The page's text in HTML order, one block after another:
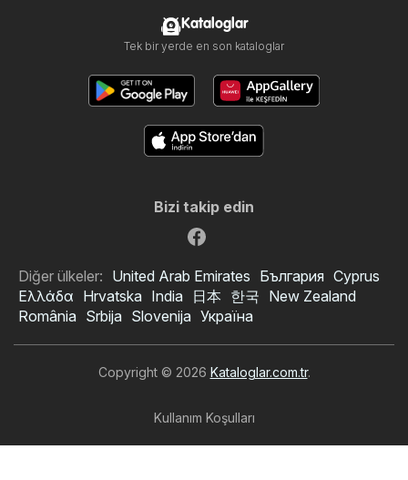
Kataloglar
Tek bir yerde en son kataloglar
Bizi takip edin
Diğer ülkeler: United Arab Emirates България Cyprus
Ελλάδα Hrvatska India 日本 한국 New Zealand
România Srbija Slovenija Україна
Copyright © 2026 Kataloglar.com.tr.
Kullanım Koşulları